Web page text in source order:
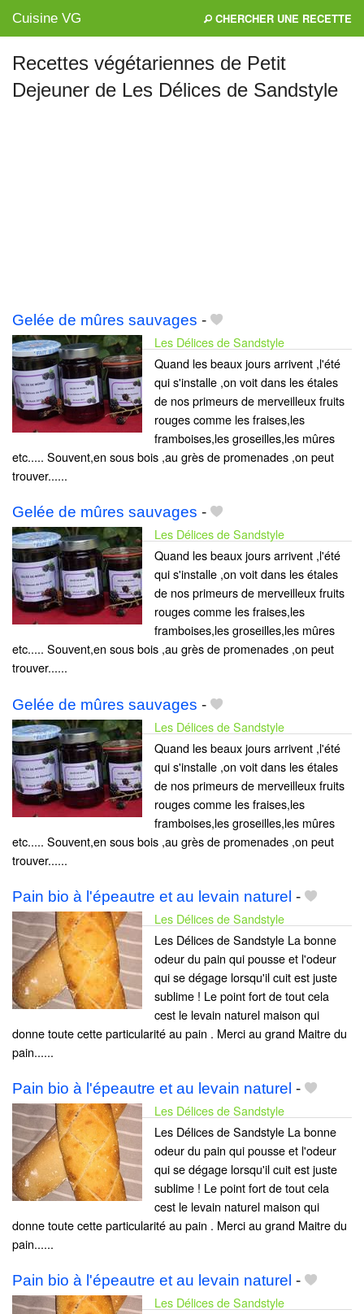
Cuisine VG CHERCHER UNE RECETTE
Mes blogs préférés
Recettes végétariennes de Petit
Dejeuner de Les Délices de Sandstyle
Gelée de mûres sauvages -
Les Délices de Sandstyle
Quand les beaux jours arrivent ,l'été
qui s'installe ,on voit dans les étales
de nos primeurs de merveilleux fruits
rouges comme les fraises,les
framboises,les groseilles,les mûres
etc..... Souvent,en sous bois ,au grès de promenades ,on peut
trouver......
Gelée de mûres sauvages -
Les Délices de Sandstyle
Quand les beaux jours arrivent ,l'été
qui s'installe ,on voit dans les étales
de nos primeurs de merveilleux fruits
rouges comme les fraises,les
framboises,les groseilles,les mûres
etc..... Souvent,en sous bois ,au grès de promenades ,on peut
trouver......
Gelée de mûres sauvages -
Les Délices de Sandstyle
Quand les beaux jours arrivent ,l'été
qui s'installe ,on voit dans les étales
de nos primeurs de merveilleux fruits
rouges comme les fraises,les
framboises,les groseilles,les mûres
etc..... Souvent,en sous bois ,au grès de promenades ,on peut
trouver......
Pain bio à l'épeautre et au levain naturel -
Les Délices de Sandstyle
Les Délices de Sandstyle La bonne
odeur du pain qui pousse et l'odeur
qui se dégage lorsqu'il cuit est juste
sublime ! Le point fort de tout cela
cest le levain naturel maison qui
donne toute cette particularité au pain . Merci au grand Maitre du
pain......
Pain bio à l'épeautre et au levain naturel -
Les Délices de Sandstyle
Les Délices de Sandstyle La bonne
odeur du pain qui pousse et l'odeur
qui se dégage lorsqu'il cuit est juste
sublime ! Le point fort de tout cela
cest le levain naturel maison qui
donne toute cette particularité au pain . Merci au grand Maitre du
pain......
Pain bio à l'épeautre et au levain naturel -
Les Délices de Sandstyle